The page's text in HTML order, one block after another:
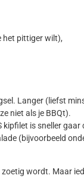
het pittiger wilt),
Langer (liefst
niet als je BBQt).
is sneller gaar
(bijvoorbeeld
wordt. Maar